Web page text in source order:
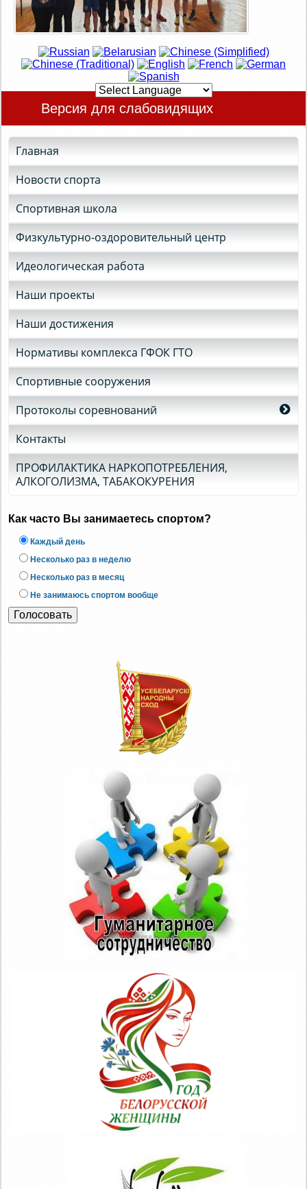
Версия для слабовидящих
Главная
Новости спорта
Спортивная школа
Физкультурно-оздоровительный центр
Идеологическая работа
Наши проекты
Наши достижения
Нормативы комплекса ГФОК ГТО
Спортивные сооружения
Протоколы соревнований
Контакты
ПРОФИЛАКТИКА НАРКОПОТРЕБЛЕНИЯ,
АЛКОГОЛИЗМА, ТАБАКОКУРЕНИЯ
Как часто Вы занимаетесь спортом?
Каждый день
Несколько раз в неделю
Несколько раз в месяц
Не занимаюсь спортом вообще